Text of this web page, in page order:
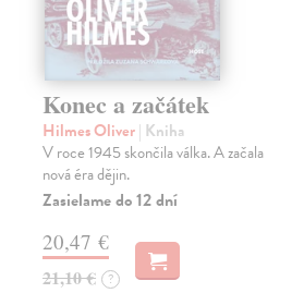
Konec a začátek
Hilmes Oliver| Kniha
V roce 1945 skončila válka. A začala
nová éra dějin.
Zasielame do 12 dní
20,47 €
21,10 € ?